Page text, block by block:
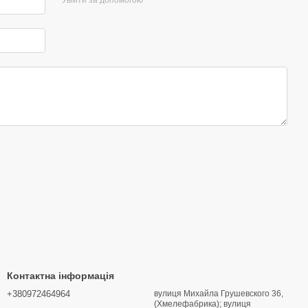
Контактна інформація
+380972464964
вулиця Михайла Грушевского 36,
(Хмелефабрика); вулиця